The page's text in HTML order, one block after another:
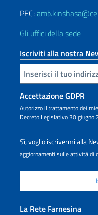
PEC:
Gli uffici della sede
Iscriviti alla nostra
Inserisci la tua email
Accettazione GDPR
Autorizzo il trattamento dei
Decreto Legislativo 30 giugno
Sì, voglio iscrivermi alla
aggiornamenti sulle attività di
La Rete Farnesina